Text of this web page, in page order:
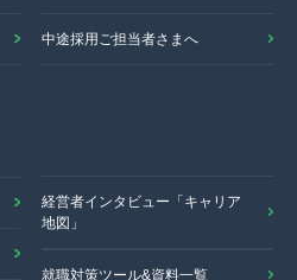
中途採用ご担当者さまへ
経営者インタビュー「キャリア
地図」
就職対策ツール&資料一覧